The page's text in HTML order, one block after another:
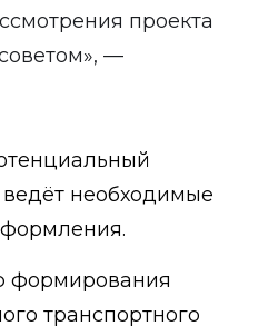
проекта
—
необходимые
формирования
транспортного